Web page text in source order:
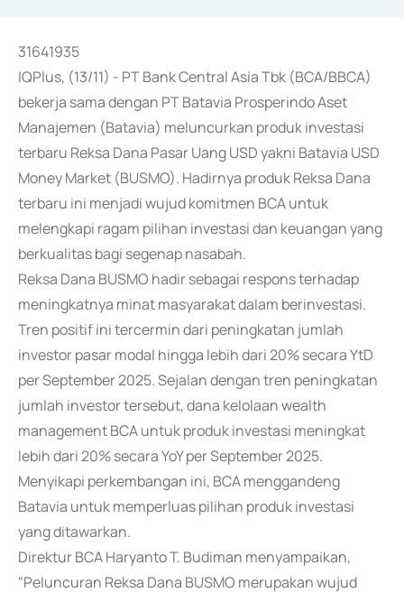
31641935
IQPlus, (13/11) - PT Bank Central Asia Tbk (BCA/BBCA)
bekerja sama dengan PT Batavia Prosperindo Aset
Manajemen (Batavia) meluncurkan produk investasi
terbaru Reksa Dana Pasar Uang USD yakni Batavia USD
Money Market (BUSMO). Hadirnya produk Reksa Dana
terbaru ini menjadi wujud komitmen BCA untuk
melengkapi ragam pilihan investasi dan keuangan yang
berkualitas bagi segenap nasabah.
Reksa Dana BUSMO hadir sebagai respons terhadap
meningkatnya minat masyarakat dalam berinvestasi.
Tren positif ini tercermin dari peningkatan jumlah
investor pasar modal hingga lebih dari 20% secara YtD
per September 2025. Sejalan dengan tren peningkatan
jumlah investor tersebut, dana kelolaan wealth
management BCA untuk produk investasi meningkat
lebih dari 20% secara YoY per September 2025.
Menyikapi perkembangan ini, BCA menggandeng
Batavia untuk memperluas pilihan produk investasi
yang ditawarkan.
Direktur BCA Haryanto T. Budiman menyampaikan,
"Peluncuran Reksa Dana BUSMO merupakan wujud